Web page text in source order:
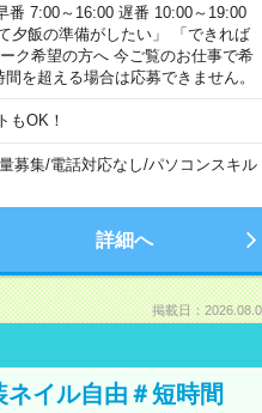
番 7:00～16:00 遅番 10:00～19:00
夕飯の準備がしたい」 「できれば
ク希望の方へ 今ご覧のお仕事で希
を超える場合は応募できません。
もOK！
募集/電話対応なし/パソコンスキル
詳細へ
掲載日：
イル自由＃短時間